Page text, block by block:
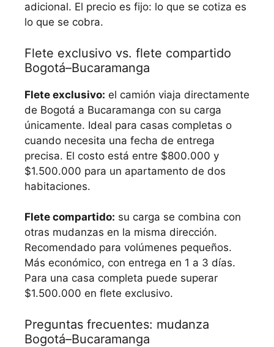
adicional. El precio es fijo: lo que se cotiza es
lo que se cobra.
Flete exclusivo vs. flete compartido
Bogotá–Bucaramanga
Flete exclusivo: el camión viaja directamente
de Bogotá a Bucaramanga con su carga
únicamente. Ideal para casas completas o
cuando necesita una fecha de entrega
precisa. El costo está entre $800.000 y
$1.500.000 para un apartamento de dos
habitaciones.
Flete compartido: su carga se combina con
otras mudanzas en la misma dirección.
Recomendado para volúmenes pequeños.
Más económico, con entrega en 1 a 3 días.
Para una casa completa puede superar
$1.500.000 en flete exclusivo.
Preguntas frecuentes: mudanza
Bogotá–Bucaramanga